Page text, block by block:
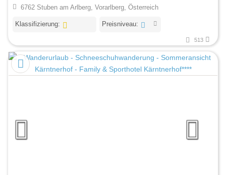
6762 Stuben am Arlberg, Vorarlberg, Österreich
Klassifizierung: Preisniveau:
513